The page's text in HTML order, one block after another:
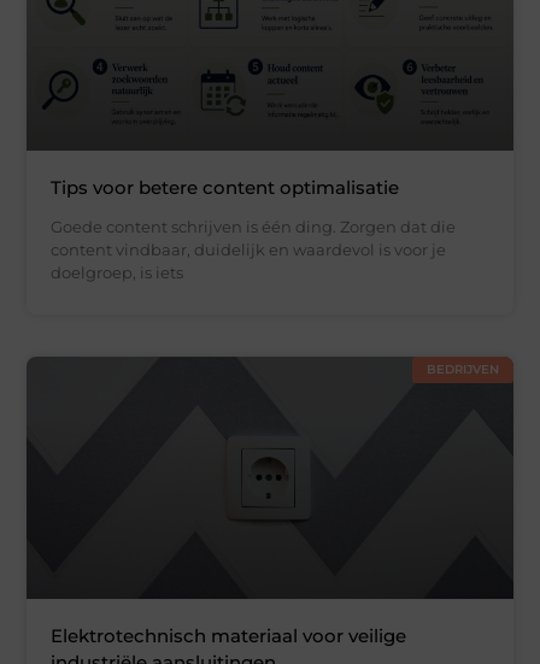
Tips voor betere content optimalisatie
Goede content schrijven is één ding. Zorgen dat die
content vindbaar, duidelijk en waardevol is voor je
doelgroep, is iets
BEDRIJVEN
Elektrotechnisch materiaal voor veilige